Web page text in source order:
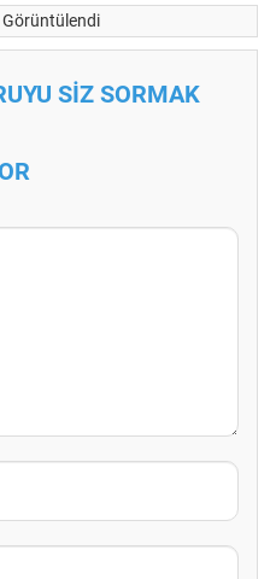
SİZ SORMAK